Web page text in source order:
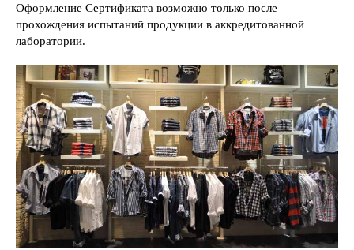
Оформление Сертификата возможно только после
прохождения испытаний продукции в аккредитованной
лаборатории.